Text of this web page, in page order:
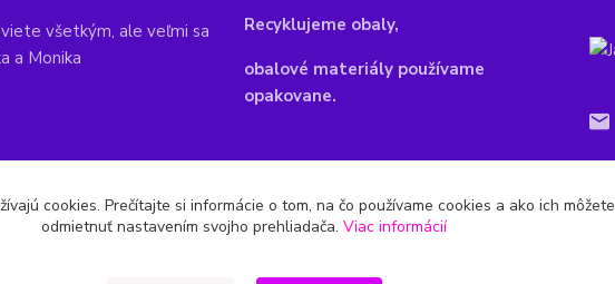
všetkým, ale veľmi sa
a Monika
Recyklujeme obaly,
obalové materiály používame
opakovane.
cookies. Prečítajte si informácie o tom, na čo používame cookies a ako ich môžete
odmietnuť nastavením svojho prehliadača. Viac informácií